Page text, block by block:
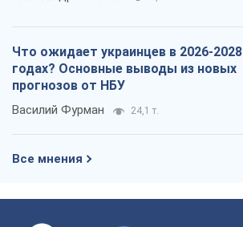
Что ожидает украинцев в 2026-2028
годах? Основные выводы из новых
прогнозов от НБУ
Василий Фурман 24,1 т.
Все мнения